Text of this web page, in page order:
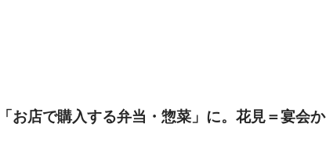
お店で購入する弁当・惣菜」に。花見＝宴会か